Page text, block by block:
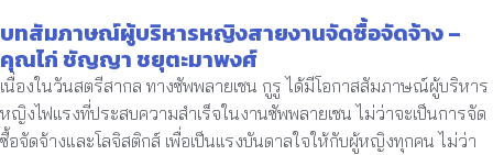
บทสัมภาษณ์ผู้บริหารหญิงสายงานจัดซื้อจัดจ้าง –
คุณไก่ ชัญญา ชยุตะมาพงศ์
เนื่องในวันสตรีสากล ทางซัพพลายเชน กูรู ได้มีโอกาสสัมภาษณ์ผู้บริหาร
หญิงไฟแรงที่ประสบความสำเร็จในงานซัพพลายเชน ไม่ว่าจะเป็นการจัด
ซื้อจัดจ้างและโลจิสติกส์ เพื่อเป็นแรงบันดาลใจให้กับผู้หญิงทุกคน ไม่ว่า